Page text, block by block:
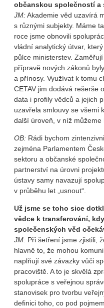
občanskou společností a
JM:Akademie věd uzavírá
s různými subjekty. Máme
roce jsme obnovili
vládní analytický útvar,
půlce ministerstev.
přípravě nových zákonů
a přínosy. Využívat k tomu
CETAV jim dodává rešerše
data i profily vědců a jejich
uzavřela smlouvy se všemi
další úroveň, v níž
OB: Rádi bychom
zejména Parlamentem
sektoru a občanské
partnerství na úrovni
ústavy samy navazují
v průběhu let „usnout“.
Už jsme se toho sice
vědce k transferování,
společenských věd
JM: Při šetření jsme zjistili,
hlavně to, že mohou
naplňují své závazky vůči
pracoviště. A to je skvělá
spolupráce s veřejnou
stanovisek pro tvorbu
definici toho, co pod